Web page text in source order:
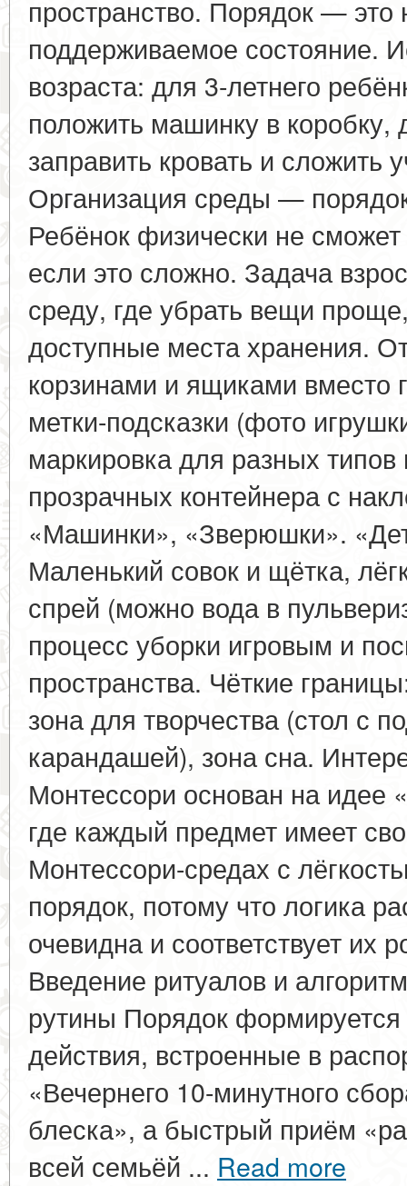
пространство. Порядок — это
поддерживаемое состояние.
возраста: для 3-летнего
положить машинку в коробку,
заправить кровать и сложить
Организация среды —
Ребёнок физически не
если это сложно. Задача
среду, где убрать вещи
доступные места хранения.
корзинами и ящиками вместо
метки-подсказки (фото
маркировка для разных
прозрачных контейнера с
«Машинки», «Зверюшки».
Маленький совок и щётка,
спрей (можно вода в
процесс уборки игровым и
пространства. Чёткие
зона для творчества (стол с
карандашей), зона сна.
Монтессори основан на идее
где каждый предмет имеет
Монтессори-средах с
порядок, потому что логика
очевидна и соответствует их
Введение ритуалов и
рутины Порядок
действия, встроенные в
«Вечернего 10-минутного
блеска», а быстрый приём
всей семьёй ... Read more